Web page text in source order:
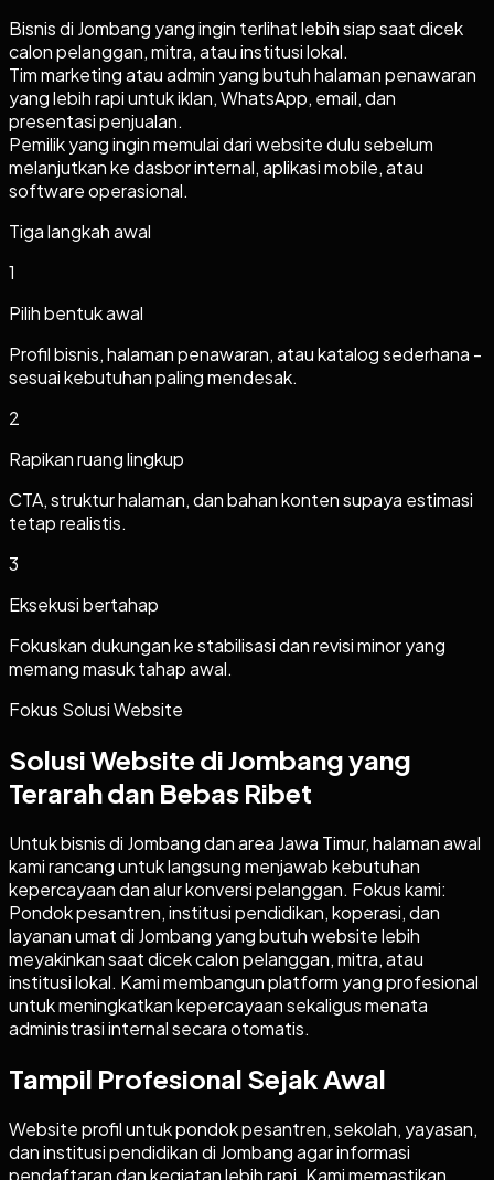
Bisnis di Jombang yang ingin terlihat lebih siap saat dicek
calon pelanggan, mitra, atau institusi lokal.
Tim marketing atau admin yang butuh halaman penawaran
yang lebih rapi untuk iklan, WhatsApp, email, dan
presentasi penjualan.
Pemilik yang ingin memulai dari website dulu sebelum
melanjutkan ke dasbor internal, aplikasi mobile, atau
software operasional.
Tiga langkah awal
1
Pilih bentuk awal
Profil bisnis, halaman penawaran, atau katalog sederhana -
sesuai kebutuhan paling mendesak.
2
Rapikan ruang lingkup
CTA, struktur halaman, dan bahan konten supaya estimasi
tetap realistis.
3
Eksekusi bertahap
Fokuskan dukungan ke stabilisasi dan revisi minor yang
memang masuk tahap awal.
Fokus Solusi Website
Solusi Website di Jombang yang
Terarah dan Bebas Ribet
Untuk bisnis di Jombang dan area Jawa Timur, halaman awal
kami rancang untuk langsung menjawab kebutuhan
kepercayaan dan alur konversi pelanggan. Fokus kami:
Pondok pesantren, institusi pendidikan, koperasi, dan
layanan umat di Jombang yang butuh website lebih
meyakinkan saat dicek calon pelanggan, mitra, atau
institusi lokal. Kami membangun platform yang profesional
untuk meningkatkan kepercayaan sekaligus menata
administrasi internal secara otomatis.
Tampil Profesional Sejak Awal
Website profil untuk pondok pesantren, sekolah, yayasan,
dan institusi pendidikan di Jombang agar informasi
pendaftaran dan kegiatan lebih rapi. Kami memastikan